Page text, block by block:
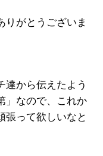
りがとうございま
達から伝えたよう
」なので、これか
張って欲しいなと